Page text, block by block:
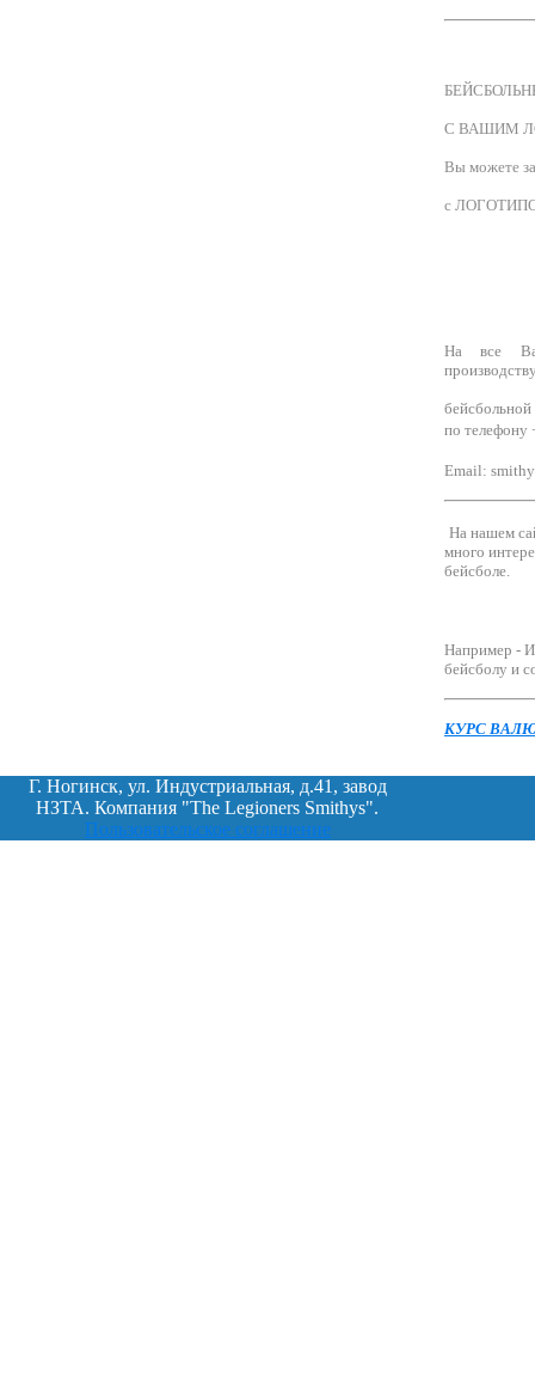
С ВАШИМ
Вы можете
с
На все
по телефону
Email:
На нашем
много
бейсболе.
Например -
бейсболу и
КУРС
Г. Ногинск, ул. Индустриальная, д.41, завод
НЗТА. Компания "The Legioners Smithys".
Пользовательское соглашение